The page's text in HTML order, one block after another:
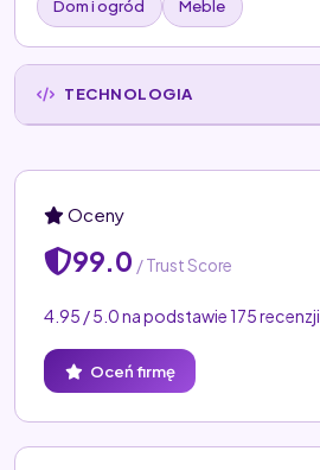
Dom i ogród Meble
TECHNOLOGIA
Oceny
99.0 / Trust Score
4.95 / 5.0 na podstawie 175 recenzji.
Oceń firmę